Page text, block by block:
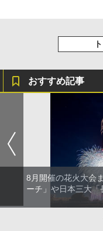
おすすめ記事
8月開催の花火大会
ーチ」や日本三大「